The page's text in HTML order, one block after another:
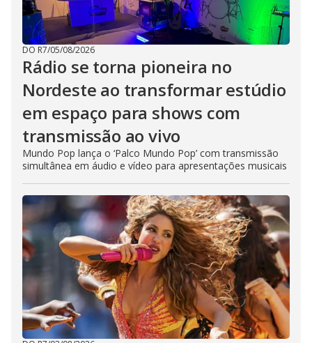
DO R7/05/08/2026
Rádio se torna pioneira no
Nordeste ao transformar estúdio
em espaço para shows com
transmissão ao vivo
Mundo Pop lança o ‘Palco Mundo Pop’ com transmissão
simultânea em áudio e vídeo para apresentações musicais